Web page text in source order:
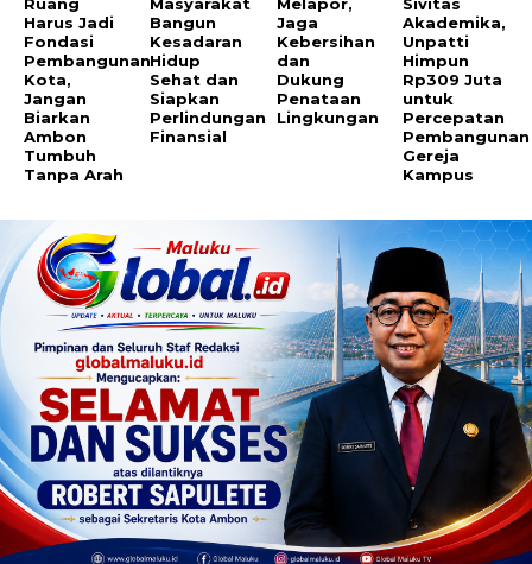
Harus Jadi
Fondasi
Pembangunan
Kota,
Jangan
Biarkan
Ambon
Tumbuh
Tanpa Arah
Bangun
Kesadaran
Hidup
Sehat dan
Siapkan
Perlindungan
Finansial
Jaga
Kebersihan
dan
Dukung
Penataan
Lingkungan
Akademika,
Unpatti
Himpun
Rp309 Juta
untuk
Percepatan
Pembangunan
Gereja
Kampus